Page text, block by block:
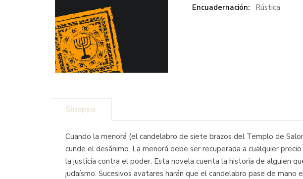
Encuadernación:
Rústica
Sinopsis
Cuando la menorá (el candelabro de siete brazos del Templo de
cunde el desánimo. La menorá debe ser recuperada a cualquier
la justicia contra el poder. Esta novela cuenta la historia de alguien
judaísmo. Sucesivos avatares harán que el candelabro pase de